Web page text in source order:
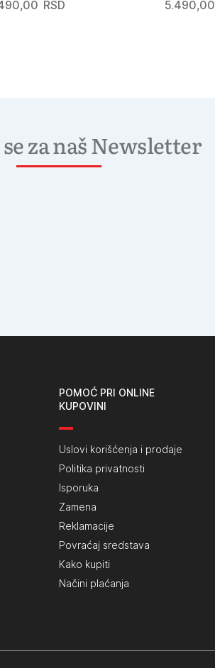
RSD 5.490,00
za naš Newsletter
POMOĆ PRI ONLINE
KUPOVINI
Uslovi korišćenja i prodaje
Politika privatnosti
Isporuka
Zamena
Reklamacije
Povraćaj sredstava
Kako kupiti
Načini plaćanja